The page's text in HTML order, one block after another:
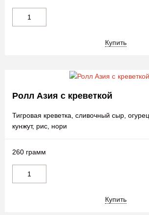
Купить
Ролл Азия с креветкой
Тигровая креветка, сливочный сыр,
кунжут, рис, нори
260 грамм
Купить